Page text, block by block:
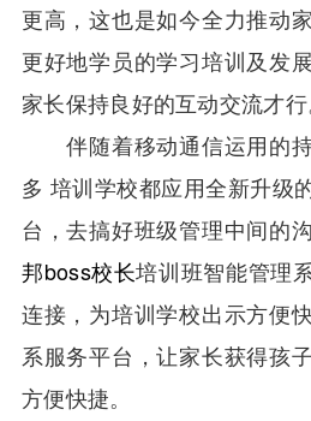
更高，这也是如今全力推动
更好地学员的学习培训及发
家长保持良好的互动交流才行
伴随着移动通信运用的
多 培训学校都应用全新升级
台，去搞好班级管理中间的
邦boss校长培训班智能管理
连接，为培训学校出示方便
系服务平台，让家长获得孩
方便快捷。